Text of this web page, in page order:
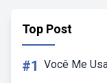
Top Post
#1 Você Me